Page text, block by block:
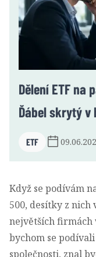
Dělení ETF na
Ďábel skrytý
ETF
Když se podívám
500, desítky z nich
největších firmách
bychom se
společnosti, znal